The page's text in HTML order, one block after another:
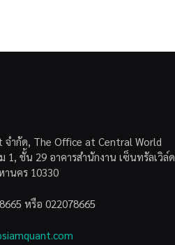
จำกัด, The Office at Central World
1, ชั้น 29 อาคารสำนักงาน เซ็นทรัลเวิล์ด
นคร 10330
หรือ 022078665